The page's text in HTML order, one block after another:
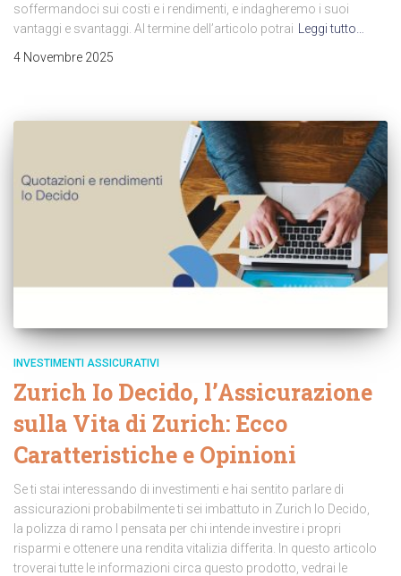
soffermandoci sui costi e i rendimenti, e indagheremo i suoi
vantaggi e svantaggi. Al termine dell’articolo potrai Leggi tutto…
4 Novembre 2025
INVESTIMENTI ASSICURATIVI
Zurich Io Decido, l’Assicurazione
sulla Vita di Zurich: Ecco
Caratteristiche e Opinioni
Se ti stai interessando di investimenti e hai sentito parlare di
assicurazioni probabilmente ti sei imbattuto in Zurich Io Decido,
la polizza di ramo I pensata per chi intende investire i propri
risparmi e ottenere una rendita vitalizia differita. In questo articolo
troverai tutte le informazioni circa questo prodotto, vedrai le